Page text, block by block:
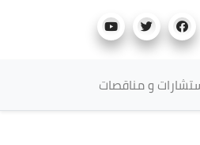
و مناقصات